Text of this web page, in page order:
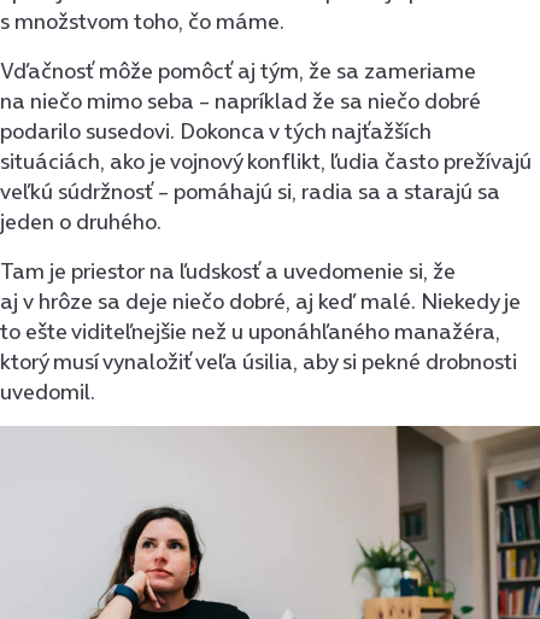
s množstvom toho, čo máme.
Vďačnosť môže pomôcť aj tým, že sa zameriame
na niečo mimo seba – napríklad že sa niečo dobré
podarilo susedovi. Dokonca v tých najťažších
situáciách, ako je vojnový konflikt, ľudia často prežívajú
veľkú súdržnosť – pomáhajú si, radia sa a starajú sa
jeden o druhého.
Tam je priestor na ľudskosť a uvedomenie si, že
aj v hrôze sa deje niečo dobré, aj keď malé. Niekedy je
to ešte viditeľnejšie než u uponáhľaného manažéra,
ktorý musí vynaložiť veľa úsilia, aby si pekné drobnosti
uvedomil.